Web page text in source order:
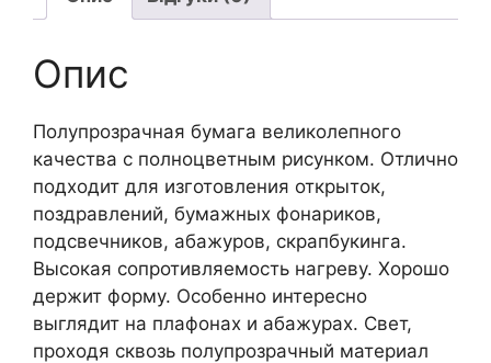
Опис
Полупрозрачная бумага великолепного
качества с полноцветным рисунком. Отлично
подходит для изготовления открыток,
поздравлений, бумажных фонариков,
подсвечников, абажуров, скрапбукинга.
Высокая сопротивляемость нагреву. Хорошо
держит форму. Особенно интересно
выглядит на плафонах и абажурах. Свет,
проходя сквозь полупрозрачный материал